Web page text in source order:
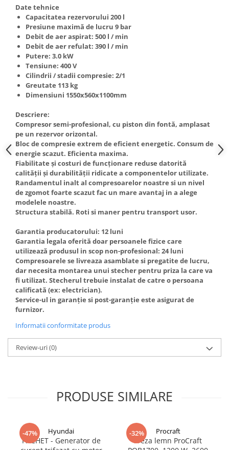
Nivela de masurat
Pistoale de impact electrice si
pneumatice
Pistoale de vopsit
Prelungitoare
Polizoare electrice de banc si
unghiulare
Redresoare auto - roboti de
pornire
Suflante cu aer cald
Scari metalice
Strungurii
Scule cu acumulator
Scule pentru electricieni
Truse de scule
Truse de lipit PPR
Ventuze cu brate pentru transport
Vibratoare beton
Hote Traditionale
Hote Incorporabile
Hote Country
Hote Insula
Hote Cupolare
Accesorii, consumabile hote
Masini de tocat carne
Masini de spalat vase
Masini de spalat vase incorporabile
Masini de spalat vase
independente
Masini de spalat rufe
Masini de spalat rufe frontale
Masini de spalat rufe verticale
Masini de spalat rufe cu uscator
Uscatoare de rufe
Masini de facut paine
Pachete electrocasnice
incorporabile
Seturi oale
Televizoare
Date tehnice
Capacitatea rezervorului 200 l
Presiune maximă de lucru 9 bar
Debit de aer aspirat: 500 l / min
Debit de aer refulat: 390 l / min
Putere: 3.0 kW
Tensiune: 400 V
Cilindrii / stadii compresie: 2/1
Greutate 113 kg
Dimensiuni 1550x560x1100mm
Descriere:
Compresor semi-profesional, cu piston din fontă, amplasat
pe un rezervor orizontal.
Bloc de compresie extrem de eficient energetic. Consum de
energie scazut. Eficienta maxima.
Fiabilitate și costuri de funcționare reduse datorită
calității și durabilității ridicate a componentelor utilizate.
Randamentul inalt al compresoarelor noastre si un nivel
de zgomot foarte scazut fac un mare avantaj in a alege
modelele noastre.
Structura stabilă. Roti si maner pentru transport usor.
Garantia producatorului: 12 luni
Garantia legala oferită doar persoanele fizice care
utilizează produsul in scop non-profesional: 24 luni
Compresoarele se livreaza asamblate si pregatite de lucru,
dar necesita montarea unui stecher pentru priza la care va
fi utilizat. Stecherul trebuie instalat de catre o persoana
calificată (ex: electrician).
Service-ul in garanție si post-garanție este asigurat de
furnizor.
Informatii conformitate produs
Review-uri(0)
PRODUSE SIMILARE
-47% Hyundai
PACHET - Generator de
-32% Procraft
Freza lemn ProCraft